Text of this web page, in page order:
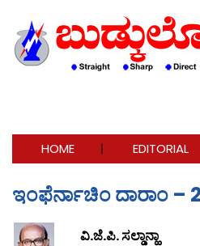
HOME EDITORIAL
ಇಂಫೆರ್ನಾಚಿಂ ದಾರಾಂ –
ವಿ.ಜೆ.ಪಿ. ಸಲ್ಡಾನ್ಹಾ